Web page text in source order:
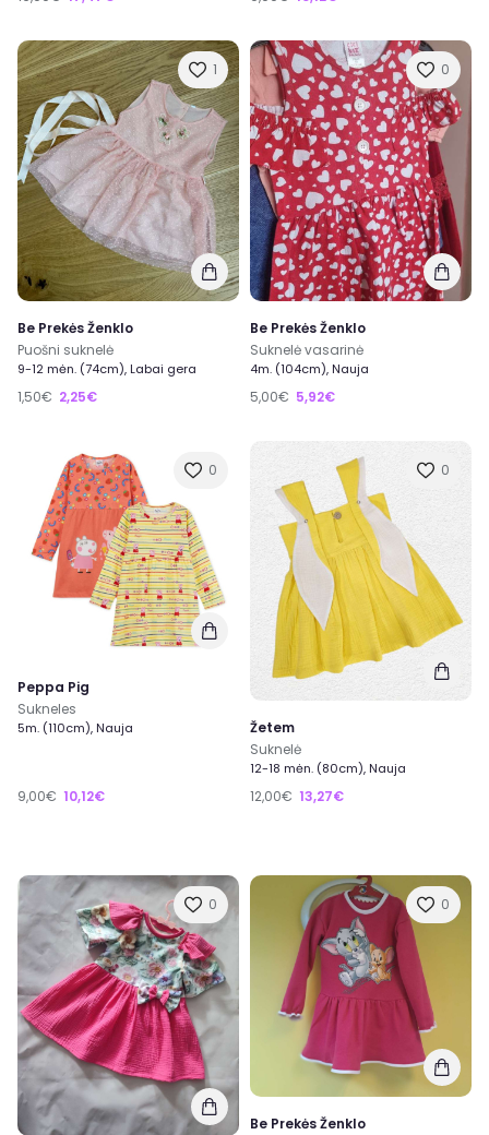
1
Be Prekės Ženklo
Puošni suknelė
9-12 mėn. (74cm), Labai gera
1,50€ 2,25€
0
Be Prekės Ženklo
Suknelė vasarinė
4m. (104cm), Nauja
5,00€ 5,92€
0
Peppa Pig
Sukneles
5m. (110cm), Nauja
9,00€ 10,12€
0
Žetem
Suknelė
12-18 mėn. (80cm), Nauja
12,00€ 13,27€
0 0
Be Prekės Ženklo